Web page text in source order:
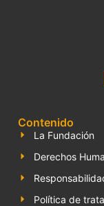
Contenido
La Fundación
Derechos
Política de